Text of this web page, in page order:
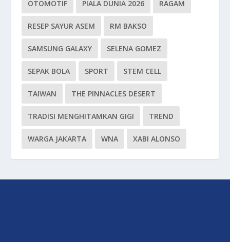
OTOMOTIF PIALA DUNIA 2026 RAGAM
RESEP SAYUR ASEM RM BAKSO
SAMSUNG GALAXY SELENA GOMEZ
SEPAK BOLA SPORT STEM CELL
TAIWAN THE PINNACLES DESERT
TRADISI MENGHITAMKAN GIGI TREND
WARGA JAKARTA WNA XABI ALONSO